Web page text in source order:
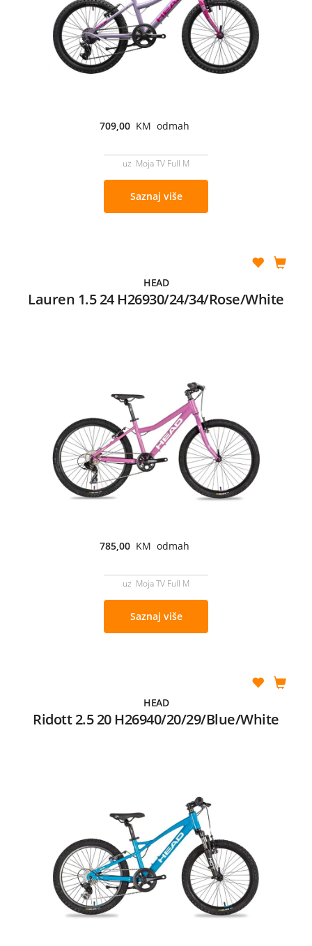
709,00 KM odmah
uz Moja TV Full M
Saznaj više
HEAD
Lauren 1.5 24 H26930/24/34/Rose/White
785,00 KM odmah
uz Moja TV Full M
Saznaj više
HEAD
Ridott 2.5 20 H26940/20/29/Blue/White